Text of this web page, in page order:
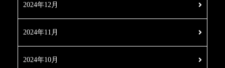
2024年12月
2024年11月
2024年10月